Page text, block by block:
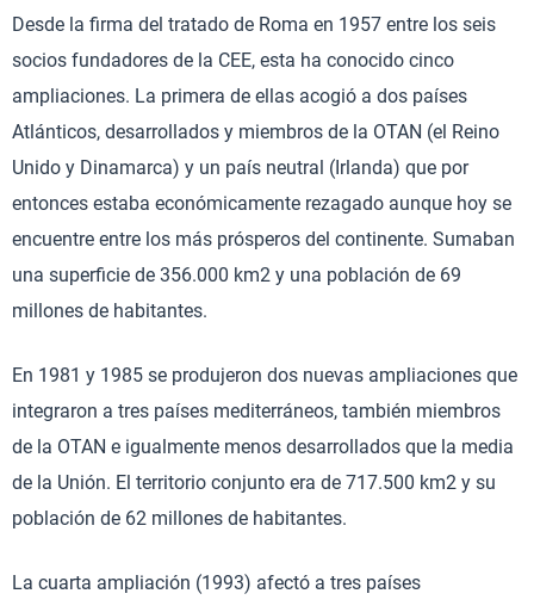
Desde la firma del tratado de Roma en 1957 entre los seis
socios fundadores de la CEE, esta ha conocido cinco
ampliaciones. La primera de ellas acogió a dos países
Atlánticos, desarrollados y miembros de la OTAN (el Reino
Unido y Dinamarca) y un país neutral (Irlanda) que por
entonces estaba económicamente rezagado aunque hoy se
encuentre entre los más prósperos del continente. Sumaban
una superficie de 356.000 km2 y una población de 69
millones de habitantes.
En 1981 y 1985 se produjeron dos nuevas ampliaciones que
integraron a tres países mediterráneos, también miembros
de la OTAN e igualmente menos desarrollados que la media
de la Unión. El territorio conjunto era de 717.500 km2 y su
población de 62 millones de habitantes.
La cuarta ampliación (1993) afectó a tres países